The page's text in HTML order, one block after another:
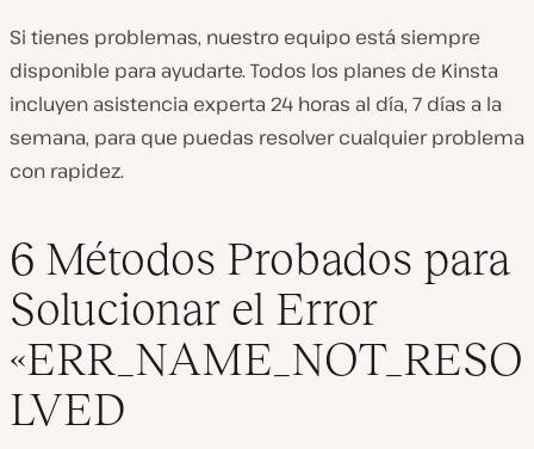
Si tienes problemas, nuestro equipo está siempre
disponible para ayudarte. Todos los planes de Kinsta
incluyen asistencia experta 24 horas al día, 7 días a la
semana, para que puedas resolver cualquier problema
con rapidez.
6 Métodos Probados para
Solucionar el Error
«ERR_NAME_NOT_RESO
LVED